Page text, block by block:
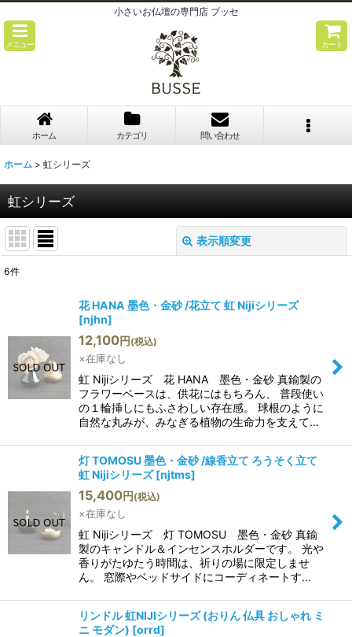
小さいお仏壇の専門店 ブッセ
メニュー カート
ホーム カテゴリ 問い合わせ
ホーム > 虹シリーズ
虹シリーズ
表示順変更
絞り込む
6件
花 HANA 墨色・金砂 /花立て 虹 Nijiシリーズ
[njhn]
12,100円 (税込)
×在庫なし
虹 Nijiシリーズ 花 HANA 墨色・金砂 真鍮製の
フラワーベースは、供花にはもちろん、 普段使い
の１輪挿しにもふさわしい存在感。 球根のように
自然な丸みが、みなぎる植物の生命力を支えて…
灯 TOMOSU 墨色・金砂 /線香立て ろうそく立て
虹 Nijiシリーズ [njtms]
15,400円 (税込)
×在庫なし
虹 Nijiシリーズ 灯 TOMOSU 墨色・金砂 真鍮
製のキャンドル＆インセンスホルダーです。 光や
香りがたゆたう時間は、祈りの場に限定しませ
ん。 窓際やベッドサイドにコーディネートす…
リンドル 虹NIJIシリーズ (おりん 仏具 おしゃれ ミ
ニ モダン) [orrd]